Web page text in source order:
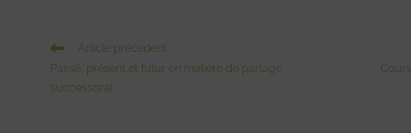
Read
articles
Article précédent
Passé, présent et futur en matière de partage
successoral